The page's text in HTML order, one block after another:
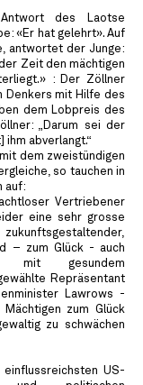
des Laotse
«Er hat gelehrt». Auf
antwortet der Junge:
Zeit den mächtigen
: Der Zöllner
Denkers mit Hilfe des
dem Lobpreis des
„Darum sei der
abverlangt.“
dem zweistündigen
so tauchen in
auf:
Vertriebener
eine sehr grosse
– zum Glück - auch
mit gesundem
Repräsentant
Lawrows -
zum Glück
zu schwächen
US-